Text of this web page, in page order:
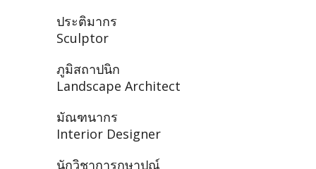
ประติมากร
Sculptor
ภูมิสถาปนิก
Landscape Architect
มัณฑนากร
Interior Designer
นักวิชาการกษาปณ์